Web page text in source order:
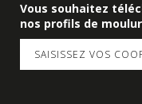
Vous souhaitez
nos profils de
SAISISSEZ VOS